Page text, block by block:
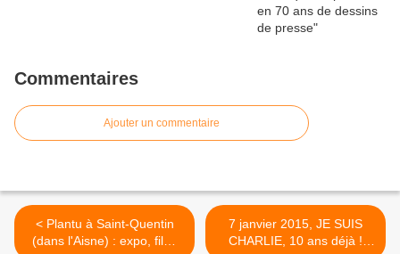
Commentaires
Ajouter un commentaire
< Plantu à Saint-Quentin
(dans l'Aisne) : expo, film,
7 janvier 2015, JE SUIS
CHARLIE, 10 ans déjà !